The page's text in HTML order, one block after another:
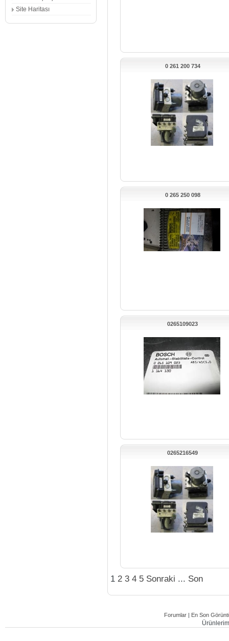
Site Haritası
0 261 200 734
0 265 250 098
0265109023
0265216549
1 2 3 4 5 Sonraki ... Son
Forumlar | En Son